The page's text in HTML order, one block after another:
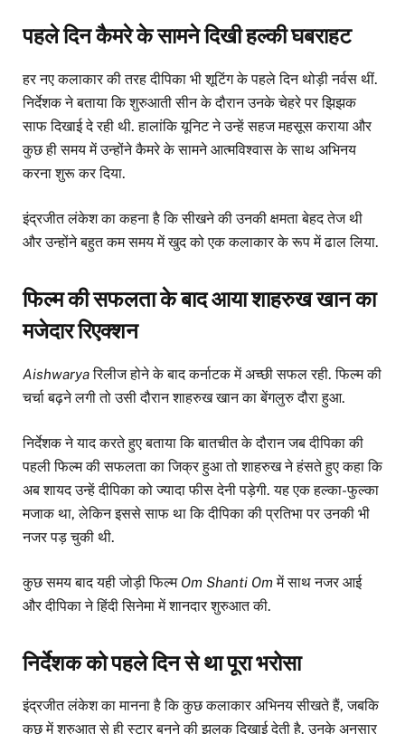
पहले दिन कैमरे के सामने दिखी हल्की घबराहट
हर नए कलाकार की तरह दीपिका भी शूटिंग के पहले दिन थोड़ी नर्वस थीं.
निर्देशक ने बताया कि शुरुआती सीन के दौरान उनके चेहरे पर झिझक
साफ दिखाई दे रही थी. हालांकि यूनिट ने उन्हें सहज महसूस कराया और
कुछ ही समय में उन्होंने कैमरे के सामने आत्मविश्वास के साथ अभिनय
करना शुरू कर दिया.
इंद्रजीत लंकेश का कहना है कि सीखने की उनकी क्षमता बेहद तेज थी
और उन्होंने बहुत कम समय में खुद को एक कलाकार के रूप में ढाल लिया.
फिल्म की सफलता के बाद आया शाहरुख खान का
मजेदार रिएक्शन
Aishwaryaरिलीज होने के बाद कर्नाटक में अच्छी सफल रही. फिल्म की
चर्चा बढ़ने लगी तो उसी दौरान शाहरुख खान का बेंगलुरु दौरा हुआ.
निर्देशक ने याद करते हुए बताया कि बातचीत के दौरान जब दीपिका की
पहली फिल्म की सफलता का जिक्र हुआ तो शाहरुख ने हंसते हुए कहा कि
अब शायद उन्हें दीपिका को ज्यादा फीस देनी पड़ेगी. यह एक हल्का-फुल्का
मजाक था, लेकिन इससे साफ था कि दीपिका की प्रतिभा पर उनकी भी
नजर पड़ चुकी थी.
कुछ समय बाद यही जोड़ी फिल्म Om Shanti Omमें साथ नजर आई
और दीपिका ने हिंदी सिनेमा में शानदार शुरुआत की.
निर्देशक को पहले दिन से था पूरा भरोसा
इंद्रजीत लंकेश का मानना है कि कुछ कलाकार अभिनय सीखते हैं, जबकि
कुछ में शुरुआत से ही स्टार बनने की झलक दिखाई देती है. उनके अनुसार